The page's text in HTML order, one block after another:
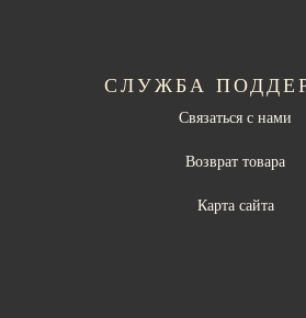
СЛУЖБА
Связаться с нами
Возврат товара
Карта сайта